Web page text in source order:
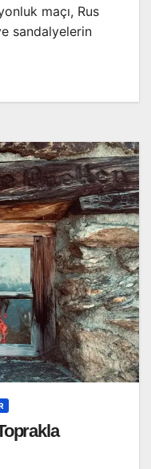
maçı, Rus
sandalyelerin